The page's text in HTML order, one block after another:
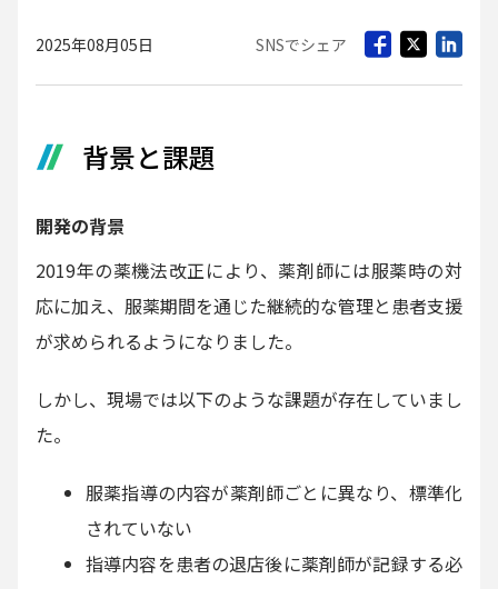
2025年08月05日 SNSでシェア
背景と課題
開発の背景
2019年の薬機法改正により、薬剤師には服薬時の対
応に加え、服薬期間を通じた継続的な管理と患者支援
が求められるようになりました。
しかし、現場では以下のような課題が存在していまし
た。
服薬指導の内容が薬剤師ごとに異なり、標準化
されていない
指導内容を患者の退店後に薬剤師が記録する必